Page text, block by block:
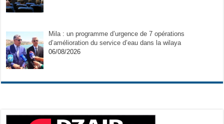
Mila : un programme d’urgence de 7 opérations
d’amélioration du service d’eau dans la wilaya
06/08/2026